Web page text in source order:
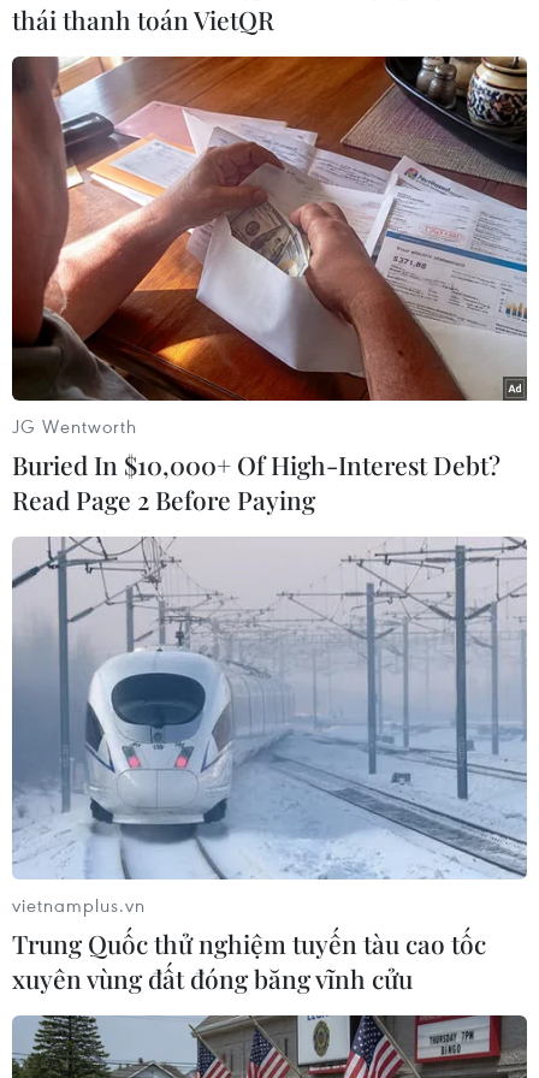
Sau sự cố này, Ủy ban Nhân dân tỉnh Khánh
Hòa đã tổ chứcnhiều cuộc họp với các ngành
chức năng: Sở Văn hóa Thể thao và Du
lịchKhánh Hòa, Ủy ban Nhân dân thành phố
Nha Trang, phường Phương Sơn... để khẳng
địnhsự cần thiết phải phục dựng lại di tích này,
đồng thời làm rõ tráchnhiệm các cá nhân liên
quan, có hình thức kỷ luật thích đáng.
Ủy ban Nhân dân tỉnhkhông chấp nhận việc chỉ
kiểm điểm và rút kinh nghiệm như trong văn
bảnmà Sở Văn hóa-Thể thao và Du lịch đã tường
trình, kể cả việc buộc cáccá nhân sai phạm có
trách nhiệm bồi thường tổng số tiền chênh
lệchkhoảng 200 triệu đồng do phải chuộc lại các
hiện vật của di tích.
Nay thì việc phục dựng lại di tích được tiến
hành, có thể hoàn thiệnvào cuối năm nay, để
sau đó Ủy ban Nhân dân tỉnh sẽ ra quyết định
công nhận đây làdi tích văn hoá cấp tỉnh. Với
mức đầu tư được dự toán khoảng 2,6- 2,8tỷ
đồng, cùng với 220 triệu đồng tiền chuộc hiện
vật, coi như chỉ vì mộtlần “sơ suất,” Khánh Hóa
đã phải trả giá trên dưới 3 tỷ đồng để di tíchnày
được bảo tồn./.
Tiên Minh (TTXVN/Vietnam+)
thái thanh toán VietQR
JG Wentworth
Buried In $10,000+ Of High-Interest Debt?
Read Page 2 Before Paying
vietnamplus.vn
Trung Quốc thử nghiệm tuyến tàu cao tốc
xuyên vùng đất đóng băng vĩnh cửu